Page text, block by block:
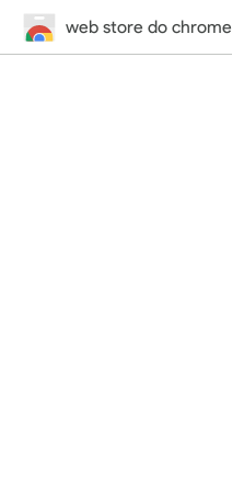
web store do chrome